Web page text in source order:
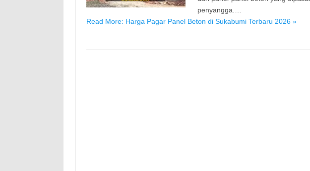
penyangga.…
Read More: Harga Pagar Panel Beton di Sukabumi Terbaru 2026 »